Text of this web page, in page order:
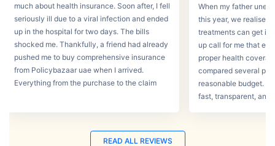
much about health insurance. Soon after, I fell
seriously ill due to a viral infection and ended
up in the hospital for two days. The bills
shocked me. Thankfully, a friend had already
pushed me to buy comprehensive insurance
from Policybazaar uae when I arrived.
Everything from the purchase to the claim
When my father
this year, we realised
treatments can get in
up call for me that
proper health
compared several
reasonable budget.
fast, transparent, and
READ ALL REVIEWS